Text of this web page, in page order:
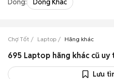
Dòng: Dòng Khác
Chợ Tốt Laptop Hãng khác
695 Laptop hãng khác cũ
Lưu